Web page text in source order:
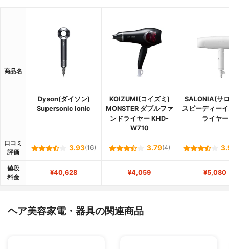
商品名
Dyson(ダイソン)
Supersonic Ionic
KOIZUMI(コイズミ)
MONSTER ダブルファ
ンドライヤー KHD-
W710
SALONIA(サ
スピーディー
ライヤー
口コミ
評価
3.93(16) 3.79(4)
値段
料金
¥40,628 ¥4,059 ¥5,080
ヘア美容家電・器具の関連商品